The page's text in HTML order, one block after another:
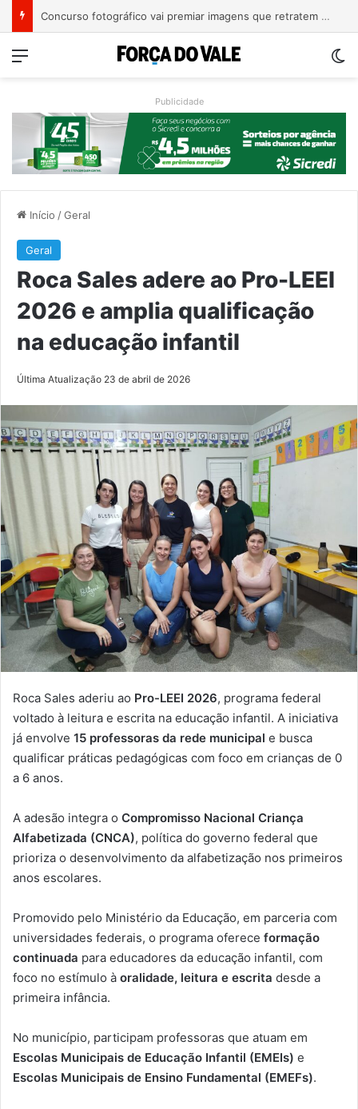
Terremoto de magnitude 7,4 mata ao menos 111 pessoas na Colômbia
Menu
Publicidade
Início /Geral
Geral
Roca Sales adere ao Pro-LEEI
2026 e amplia qualificação
na educação infantil
Última Atualização 23 de abril de 2026
Roca Sales aderiu ao Pro-LEEI 2026, programa federal
voltado à leitura e escrita na educação infantil. A iniciativa
já envolve 15 professoras da rede municipal e busca
qualificar práticas pedagógicas com foco em crianças de 0
a 6 anos.
A adesão integra o Compromisso Nacional Criança
Alfabetizada (CNCA), política do governo federal que
prioriza o desenvolvimento da alfabetização nos primeiros
anos escolares.
Promovido pelo Ministério da Educação, em parceria com
universidades federais, o programa oferece formação
continuada para educadores da educação infantil, com
foco no estímulo à oralidade, leitura e escrita desde a
primeira infância.
No município, participam professoras que atuam em
Escolas Municipais de Educação Infantil (EMEIs) e
Escolas Municipais de Ensino Fundamental (EMEFs).